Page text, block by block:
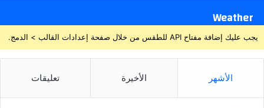
Weather
يجب عليك إضافة مفتاح API للطقس من خلال صفحة إعدادات القالب > الدمج.
الأشهر الأخيرة تعليقات